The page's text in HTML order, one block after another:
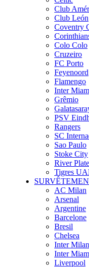
Club
Club León
Coventry
Colo Colo
Cruzeiro
FC Porto
Feyenoord
Flamengo
Inter
Grêmio
PSV
Rangers
SC
Sao Paulo
Stoke City
River Plate
Tigres
AC Milan
Arsenal
Argentine
Barcelone
Bresil
Chelsea
Inter Milan
Inter
Liverpool